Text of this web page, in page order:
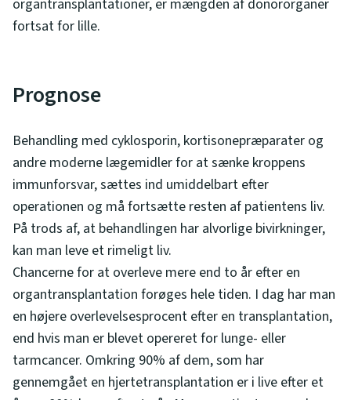
organtransplantationer, er mængden af donororganer
fortsat for lille.
Prognose
Behandling med cyklosporin, kortisonepræparater og
andre moderne lægemidler for at sænke kroppens
immunforsvar, sættes ind umiddelbart efter
operationen og må fortsætte resten af patientens liv.
På trods af, at behandlingen har alvorlige bivirkninger,
kan man leve et rimeligt liv.
Chancerne for at overleve mere end to år efter en
organtransplantation forøges hele tiden. I dag har man
en højere overlevelsesprocent efter en transplantation,
end hvis man er blevet opereret for lunge- eller
tarmcancer. Omkring 90% af dem, som har
gennemgået en hjertetransplantation er i live efter et